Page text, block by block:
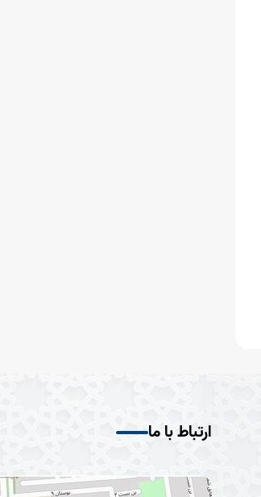
ارتباط با ما